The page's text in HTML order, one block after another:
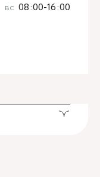
вс 08:00-16:00